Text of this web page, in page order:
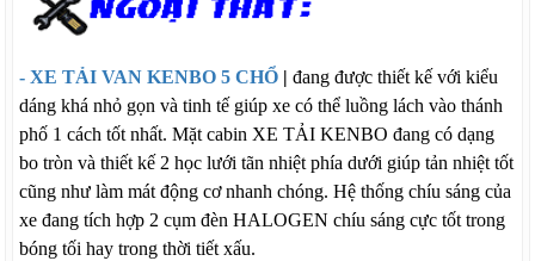
- XE TẢI VAN KENBO 5 CHỔ | đang được thiết kế với kiểu
dáng khá nhỏ gọn và tinh tế giúp xe có thể luồng lách vào thánh
phố 1 cách tốt nhất. Mặt cabin XE TẢI KENBO đang có dạng
bo tròn và thiết kế 2 học lưới tãn nhiệt phía dưới giúp tản nhiệt tốt
cũng như làm mát động cơ nhanh chóng. Hệ thống chíu sáng của
xe đang tích hợp 2 cụm đèn HALOGEN chíu sáng cực tốt trong
bóng tối hay trong thời tiết xấu.